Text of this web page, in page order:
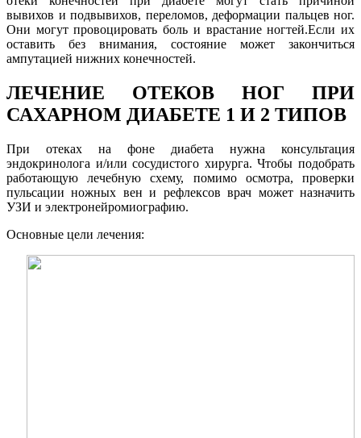
вывихов и подвывихов, переломов, деформации пальцев ног.
Они могут провоцировать боль и врастание ногтей.Если их
оставить без внимания, состояние может закончиться
ампутацией нижних конечностей.
ЛЕЧЕНИЕ ОТЕКОВ НОГ ПРИ
САХАРНОМ ДИАБЕТЕ 1 И 2 ТИПОВ
При отеках на фоне диабета нужна консультация
эндокринолога и/или сосудистого хирурга. Чтобы подобрать
работающую лечебную схему, помимо осмотра, проверки
пульсации ножных вен и рефлексов врач может назначить
УЗИ и электронейромиографию.
Основные цели лечения: